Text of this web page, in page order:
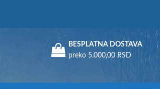
BESPLATNA DOSTAVA
preko 5.000,00 RSD